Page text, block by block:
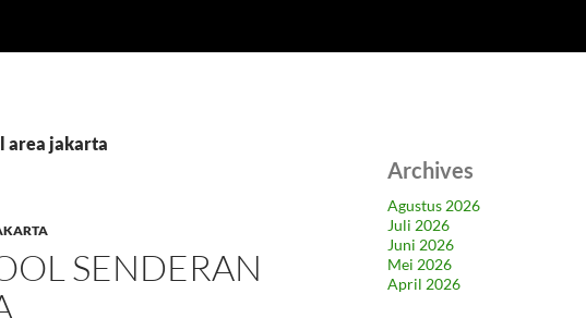
area jakarta
SENDERAN
Archives
Agustus 2026
Juli 2026
Juni 2026
Mei 2026
April 2026